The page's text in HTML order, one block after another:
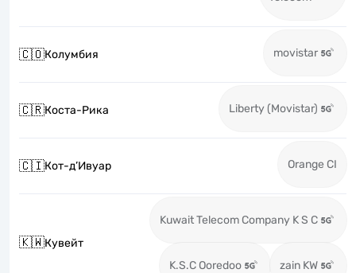
🇨🇴Колумбия movistar
🇨🇷Коста-Рика Liberty (Movistar)
🇨🇮Кот-д’Ивуар Orange CI
🇰🇼Кувейт
Kuwait Telecom Company K S C
K.S.C Ooredoo zain KW